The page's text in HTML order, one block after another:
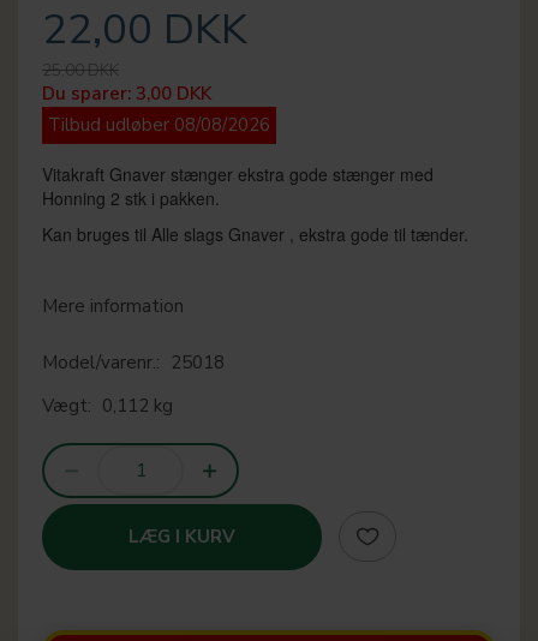
22,00 DKK
25,00 DKK
Du sparer: 3,00 DKK
Tilbud udløber 08/08/2026
Vitakraft Gnaver stænger ekstra gode stænger med
Honning 2 stk i pakken.
Kan bruges til Alle slags Gnaver , ekstra gode til tænder.
Mere information
Model/varenr.: 25018
Vægt: 0,112 kg
LÆG I KURV